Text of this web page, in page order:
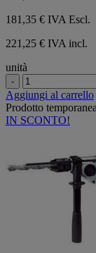
181,35 € IVA Escl.
221,25 € IVA incl.
unità
-
Aggiungi al carrello
Prodotto
IN SCONTO!